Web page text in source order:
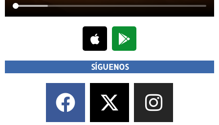
SÍGUENOS